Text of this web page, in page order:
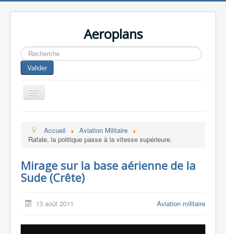
Aeroplans
Rechercher
Valider
Toggle
Navigation
Aviation Commerciale
Aviation Militaire
Europespace
Drones
Accueil
Aviation Militaire
Rafale, la politique passe à la vitesse supérieure.
Mirage sur la base aérienne de la
Sude (Crête)
13 août 2011 Aviation militaire